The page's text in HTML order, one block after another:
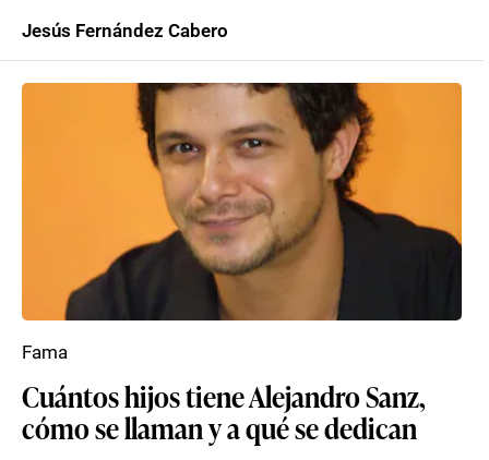
Jesús Fernández Cabero
Cuántos hijos tiene Alejandro Sanz,
cómo se llaman y a qué se dedican
Fama